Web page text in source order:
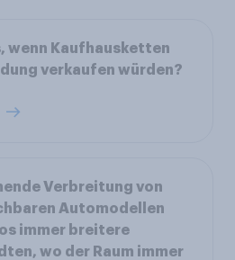
wenn Kaufhausketten
verkaufen würden?
Verbreitung von
Automodellen
immer breitere
wo der Raum immer